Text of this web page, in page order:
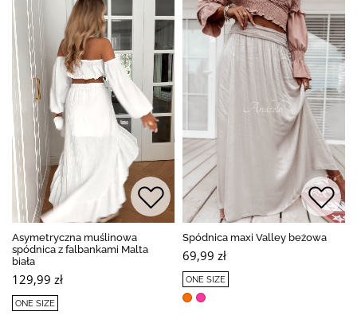
Asymetryczna muślinowa
spódnica z falbankami Malta
biała
129,99 zł
ONE SIZE
Spódnica maxi Valley beżowa
69,99 zł
ONE SIZE